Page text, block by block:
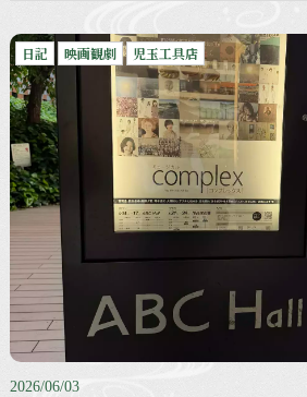
日記 映画観劇 児玉工具店
2026/06/03